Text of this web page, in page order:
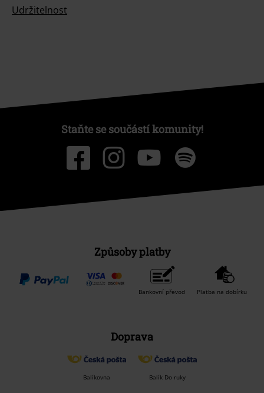
Udržitelnost
Staňte se součástí komunity!
Způsoby platby
Bankovní převod Platba na dobírku
Doprava
Balíkovna Balík Do ruky